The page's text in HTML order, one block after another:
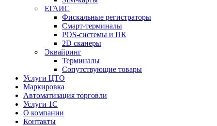
ЕГАИС
Фискальные регистраторы
Смарт-терминалы
POS-системы и ПК
2D сканеры
Эквайринг
Терминалы
Сопутствующие товары
Услуги ЦТО
Маркировка
Автоматизация торговли
Услуги 1С
О компании
Контакты